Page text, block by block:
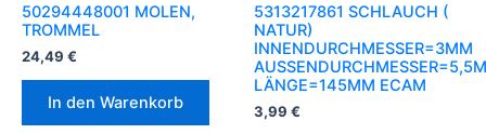
50294448001 MOLEN,
TROMMEL
24,49 €
In den Warenkorb
5313217861 SCHLAUCH (
NATUR)
INNENDURCHMESSER=3MM
LÄNGE=145MM ECAM
3,99 €